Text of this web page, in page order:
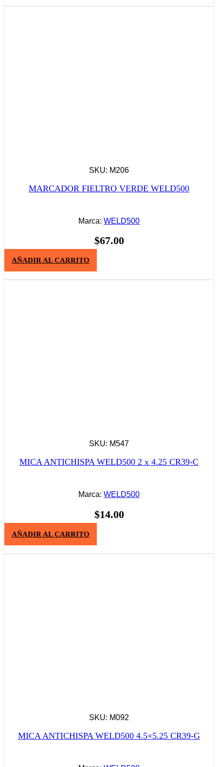
SKU: M206
MARCADOR FIELTRO VERDE WELD500
Marca: WELD500
$67.00
AÑADIR AL CARRITO
SKU: M547
MICA ANTICHISPA WELD500 2 x 4.25 CR39-C
Marca: WELD500
$14.00
AÑADIR AL CARRITO
SKU: M092
MICA ANTICHISPA WELD500 4.5×5.25 CR39-G